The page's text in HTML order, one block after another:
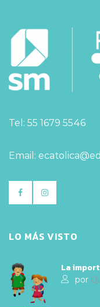
Tel: 55 1679 5546
Email:
LO MÁS VISTO
La
por